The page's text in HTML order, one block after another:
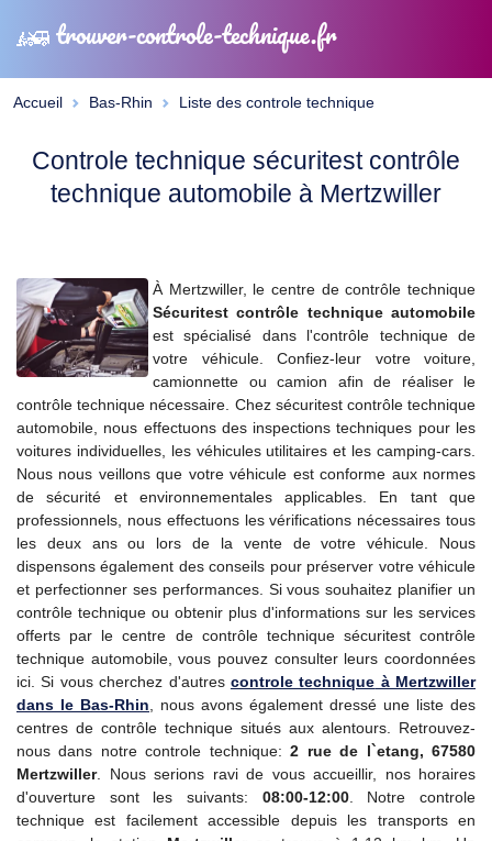
trouver-controle-technique.fr
Accueil Bas-Rhin Liste des controle technique
Controle technique sécuritest contrôle
technique automobile à Mertzwiller
À Mertzwiller, le centre de contrôle technique
Sécuritest contrôle technique automobile
est spécialisé dans l'contrôle technique de
votre véhicule. Confiez-leur votre voiture,
camionnette ou camion afin de réaliser le
contrôle technique nécessaire. Chez sécuritest contrôle technique
automobile, nous effectuons des inspections techniques pour les
voitures individuelles, les véhicules utilitaires et les camping-cars.
Nous nous veillons que votre véhicule est conforme aux normes
de sécurité et environnementales applicables. En tant que
professionnels, nous effectuons les vérifications nécessaires tous
les deux ans ou lors de la vente de votre véhicule. Nous
dispensons également des conseils pour préserver votre véhicule
et perfectionner ses performances. Si vous souhaitez planifier un
contrôle technique ou obtenir plus d'informations sur les services
offerts par le centre de contrôle technique sécuritest contrôle
technique automobile, vous pouvez consulter leurs coordonnées
ici. Si vous cherchez d'autres controle technique à Mertzwiller
dans le Bas-Rhin , nous avons également dressé une liste des
centres de contrôle technique situés aux alentours. Retrouvez-
nous dans notre controle technique:2 rue de l`etang, 67580
Mertzwiller. Nous serions ravi de vous accueillir, nos horaires
d'ouverture sont les suivants: 08:00-12:00. Notre controle
technique est facilement accessible depuis les transports en